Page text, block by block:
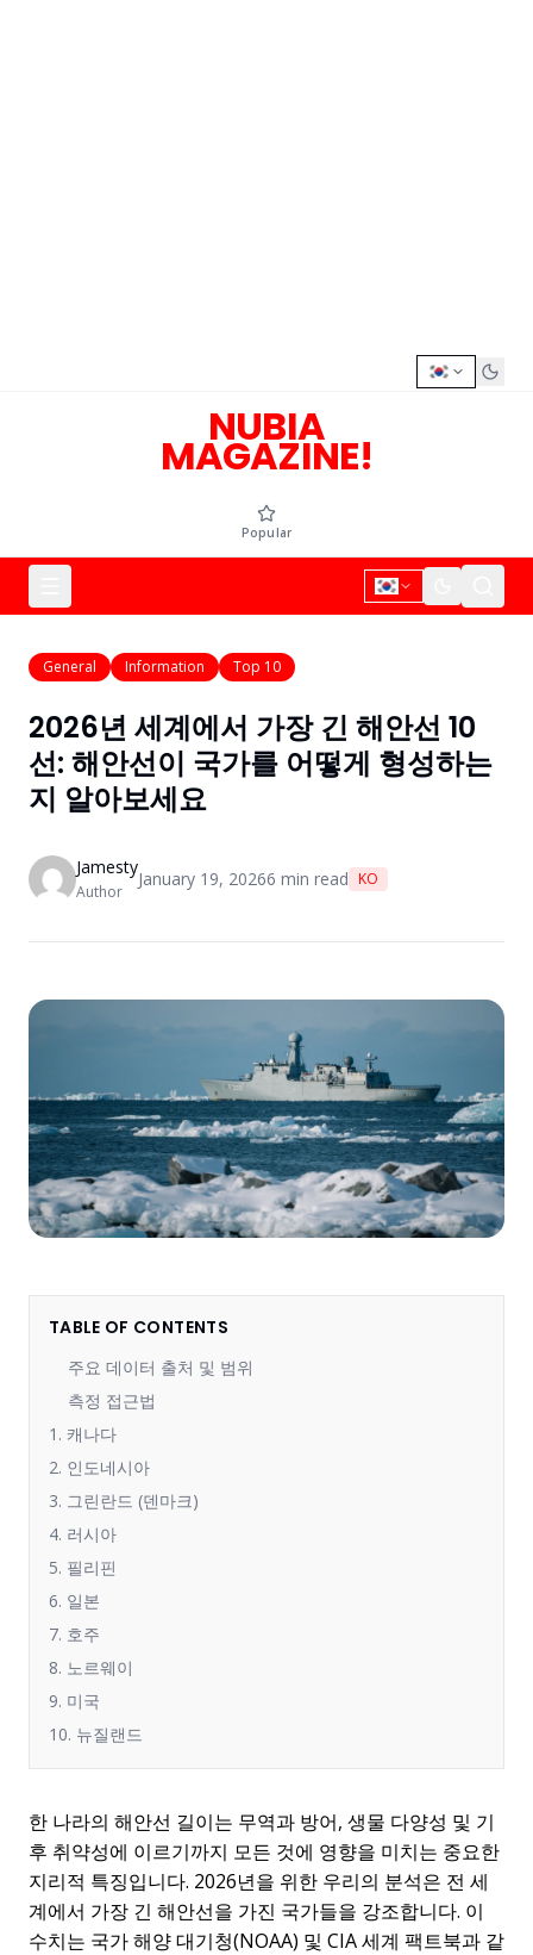
NUBIA
MAGAZINE!
Popular
General Information Top 10
2026년 세계에서 가장 긴 해안선 10
선: 해안선이 국가를 어떻게 형성하는
지 알아보세요
Jamesty
Author
January 19, 20266 min read KO
TABLE OF CONTENTS
주요 데이터 출처 및 범위
측정 접근법
1. 캐나다
2. 인도네시아
3. 그린란드 (덴마크)
4. 러시아
5. 필리핀
6. 일본
7. 호주
8. 노르웨이
9. 미국
10. 뉴질랜드
한 나라의 해안선 길이는 무역과 방어, 생물 다양성 및 기
후 취약성에 이르기까지 모든 것에 영향을 미치는 중요한
지리적 특징입니다. 2026년을 위한 우리의 분석은 전 세
계에서 가장 긴 해안선을 가진 국가들을 강조합니다. 이
수치는 국가 해양 대기청(NOAA) 및 CIA 세계 팩트북과 같